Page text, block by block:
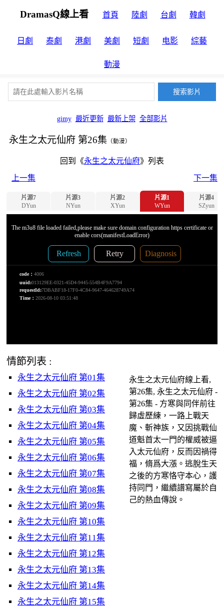
DramasQ線上看 首頁 陸劇 台劇 韓劇
日劇 泰劇 港劇 美劇 短劇 电影 綜藝
動漫
gimy 最近更新 最新上架 全部影片
永生之太元仙府 第26集 （動漫）
回到《永生之太元仙府》列表
上一集
下一集
片源7
DYun
片源3
NYun
片源2
XYun
片源1
WYun
片源4
SZyun
情節列表 :
永生之太元仙府 第01集
永生之太元仙府 第02集
永生之太元仙府 第03集
永生之太元仙府 第04集
永生之太元仙府 第05集
永生之太元仙府 第06集
永生之太元仙府 第07集
永生之太元仙府 第08集
永生之太元仙府 第09集
永生之太元仙府 第10集
永生之太元仙府 第11集
永生之太元仙府 第12集
永生之太元仙府 第13集
永生之太元仙府 第14集
永生之太元仙府 第15集
永生之太元仙府線上看,
第26集, 永生之太元仙府 -
第26集 - 方寒與同伴前往
歸虛歷練，一路上戰天
魔、斬神族，又因挑戰仙
道魁首太一門的權威被逼
入太元仙府，反而因禍得
福，脩爲大漲。逃脫生天
之後的方寒恪守本心，護
持同門，繼續譜寫屬於自
己的熱血傳說。